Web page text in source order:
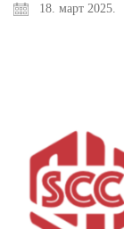
18. март 2025.